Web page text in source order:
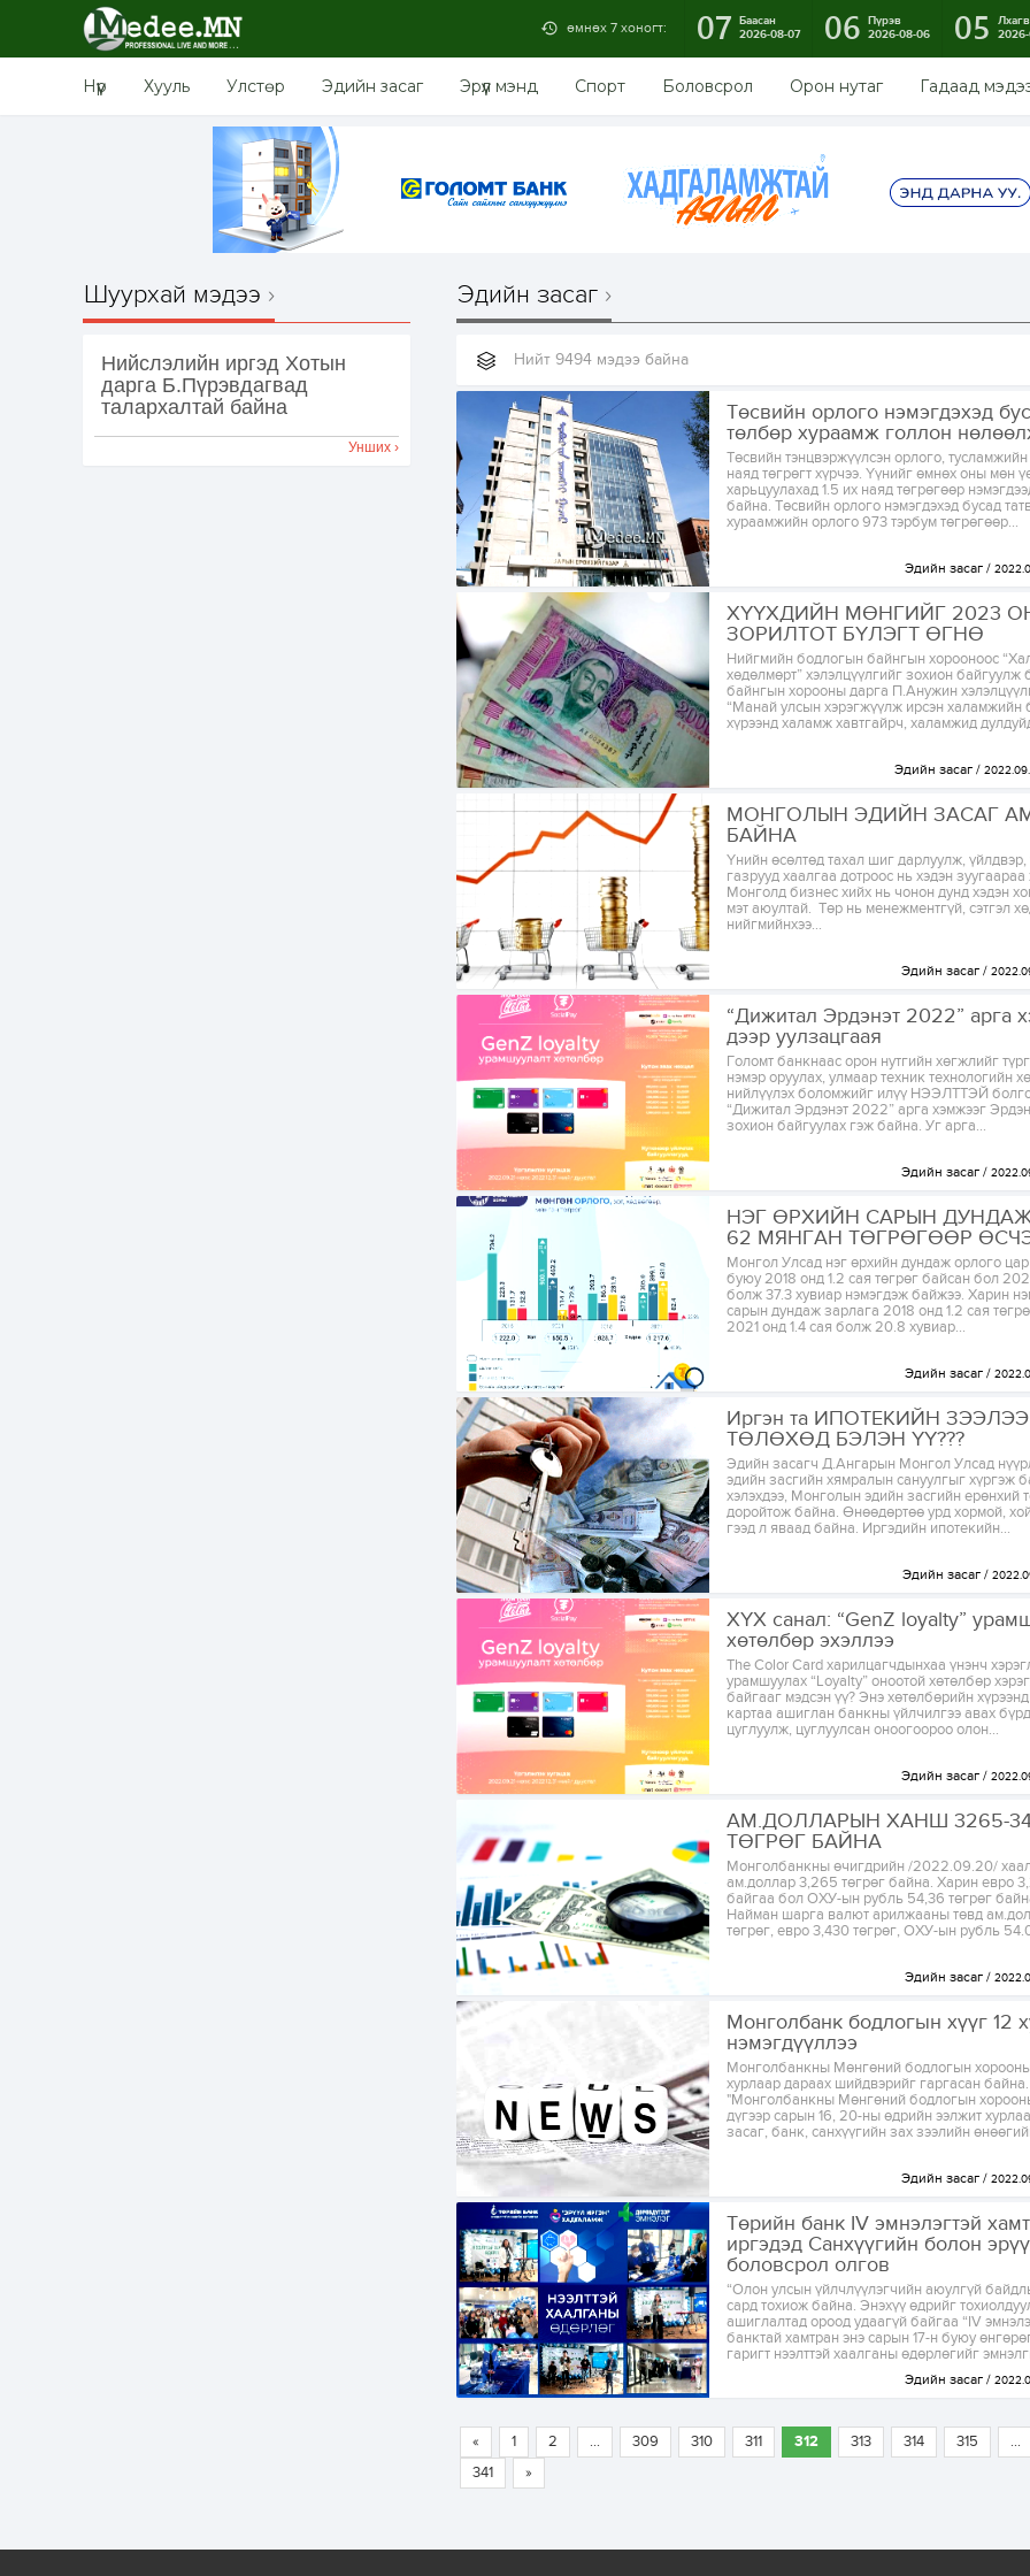
өмнөх 7 хоногт: 07 Баасан
2026-08-07
06 Пүрэв
2026-08-06
05
Нүүр Хууль Улстөр Эдийн засаг Эрүүл мэнд Спорт Боловсрол Орон нутаг Гадаад
Шуурхай мэдээ
Нийслэлийн иргэд Хотын
дарга Б.Пүрэвдагвад
талархалтай байна
Унших ›
Эдийн засаг
Нийт 9494 мэдээ байна
Төсвийн орлого нэмэгдэхэд
төлбөр хураамж голлон
Төсвийн тэнцвэржүүлсэн орлого,
наяд төгрөгт хүрчээ. Үүнийг өмнөх оны мөн
харьцуулахад 1.5 их наяд төгрөгөөр
байна. Төсвийн орлого нэмэгдэхэд бусад
хураамжийн орлого 973 тэрбум төгрөгөөр...
Эдийн засаг
ХҮҮХДИЙН МӨНГИЙГ 2023
ЗОРИЛТОТ БҮЛЭГТ ӨГНӨ
Нийгмийн бодлогын байнгын хорооноос
хөдөлмөрт” хэлэлцүүлгийг зохион байгуулж
байнгын хорооны дарга П.Анужин
“Манай улсын хэрэгжүүлж ирсэн халамжийн
хүрээнд халамж хавтгайрч, халамжид
Эдийн засаг
МОНГОЛЫН ЭДИЙН ЗАСАГ
БАЙНА
Үнийн өсөлтөд тахал шиг дарлуулж, үйлдвэр,
газрууд хаалгаа дотроос нь хэдэн зуугаараа
Монголд бизнес хийх нь чонон дунд хэдэн
мэт аюултай. Төр нь менежментгүй, сэтгэл
нийгмийнхээ...
Эдийн засаг
“Дижитал Эрдэнэт 2022” арга
дээр уулзацгаая
Голомт банкнаас орон нутгийн хөгжлийг
нэмэр оруулах, улмаар техник технологийн
нийлүүлэх боломжийг илүү НЭЭЛТТЭЙ
“Дижитал Эрдэнэт 2022” арга хэмжээг
зохион байгуулах гэж байна. Уг арга...
Эдийн засаг
НЭГ ӨРХИЙН САРЫН
62 МЯНГАН ТӨГРӨГӨӨР
Монгол Улсад нэг өрхийн дундаж орлого
буюу 2018 онд 1.2 сая төгрөг байсан бол
болж 37.3 хувиар нэмэгдэж байжээ. Харин
сарын дундаж зарлага 2018 онд 1.2 сая
2021 онд 1.4 сая болж 20.8 хувиар...
Эдийн засаг
Иргэн та ИПОТЕКИЙН ЗЭЭЛЭЭ
ТӨЛӨХӨД БЭЛЭН ҮҮ???
Эдийн засагч Д.Ангарын Монгол Улсад
эдийн засгийн хямралын сануулгыг хүргэж
хэлэхдээ, Монголын эдийн засгийн ерөнхий
доройтож байна. Өнөөдөртөө урд хормой,
гээд л яваад байна. Иргэдийн ипотекийн...
Эдийн засаг
ХҮХ санал: “GenZ loyalty”
хөтөлбөр эхэллээ
The Color Card харилцагчдынхаа үнэнч
урамшуулах “Loyalty” оноотой хөтөлбөр
байгааг мэдсэн үү? Энэ хөтөлбөрийн
картаа ашиглан банкны үйлчилгээ авах
цуглуулж, цуглуулсан оноогоороо олон...
Эдийн засаг
АМ.ДОЛЛАРЫН ХАНШ 3265-
ТӨГРӨГ БАЙНА
Монголбанкны өчигдрийн /2022.09.20/
ам.доллар 3,265 төгрөг байна. Харин евро
байгаа бол ОХУ-ын рубль 54,36 төгрөг
Найман шарга валют арилжааны төвд
төгрөг, евро 3,430 төгрөг, ОХУ-ын рубль
Эдийн засаг
Монголбанк бодлогын хүүг 12
нэмэгдүүллээ
Монголбанкны Мөнгөний бодлогын
хурлаар дараах шийдвэрийг гаргасан
"Монголбанкны Мөнгөний бодлогын
дүгээр сарын 16, 20-ны өдрийн ээлжит
засаг, банк, санхүүгийн зах зээлийн
Эдийн засаг
Төрийн банк IV эмнэлэгтэй
иргэдэд Санхүүгийн болон
боловсрол олгов
“Олон улсын үйлчлүүлэгчийн аюулгүй
сард тохиож байна. Энэхүү өдрийг
ашиглалтад ороод удаагүй байгаа “IV
банктай хамтран энэ сарын 17-н буюу
гаригт нээлттэй хаалганы өдөрлөгийг
Эдийн засаг
« 1 2 ... 309 310 311 312 313 314 315 ...
341
»